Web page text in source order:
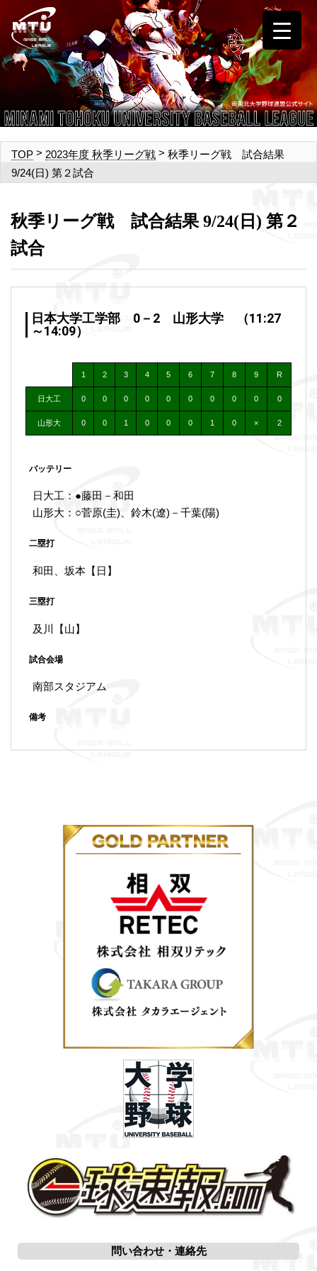
TOP > 2023年度 秋季リーグ戦 > 秋季リーグ戦 試合結果
9/24(日) 第２試合
秋季リーグ戦 試合結果 9/24(日) 第２
試合
日本大学工学部 0－2 山形大学 （11:27
～14:09）
1 2 3 4 5 6 7 8 9 R
日大工 0 0 0 0 0 0 0 0 0 0
山形大 0 0 1 0 0 0 1 0 × 2
バッテリー
日大工：●藤田－和田
山形大：○菅原(圭)、鈴木(遼)－千葉(陽)
二塁打
和田、坂本【日】
三塁打
及川【山】
試合会場
南部スタジアム
備考
問い合わせ・連絡先